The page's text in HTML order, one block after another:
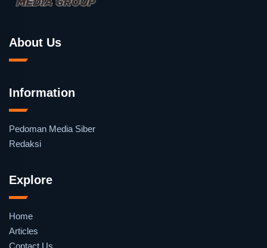
About Us
Information
Pedoman Media Siber
Redaksi
Explore
Home
Articles
Contact Us